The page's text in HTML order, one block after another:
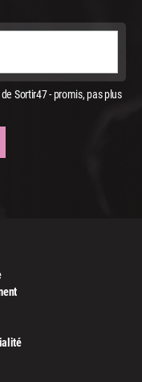
Sortir47 - promis, pas plus